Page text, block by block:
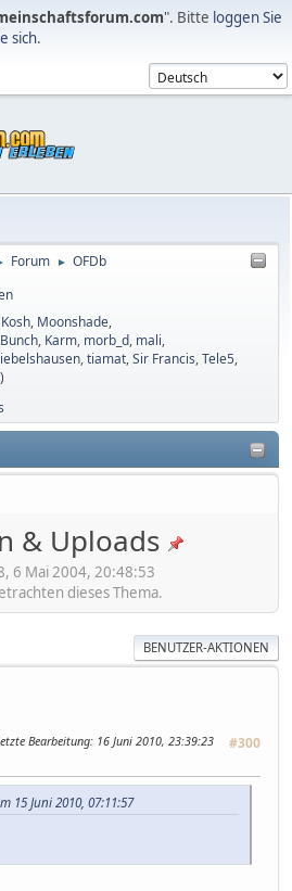
". Bitte loggen Sie
sich.
Forum ► OFDb
, Moonshade,
, Karm, morb_d, mali,
,tiamat,Sir Francis,Tele5,
)
& Uploads
6 Mai 2004, 20:48:53
dieses Thema.
BENUTZER-AKTIONEN
#300
Bearbeitung: 16 Juni 2010, 23:39:23
15 Juni 2010, 07:11:57